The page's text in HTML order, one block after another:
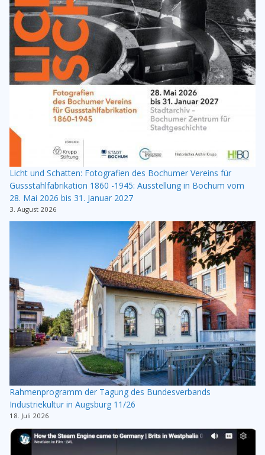
Licht und Schatten: Fotografien des Bochumer Vereins für
Gussstahlfabrikation 1860 -1945: Ausstellung in Bochum vom
28. Mai 2026 bis 31. Januar 2027
3. August 2026
Rahmenprogramm der Tagung des Bundesverbands
Industriekultur in Augsburg 11/26
18. Juli 2026